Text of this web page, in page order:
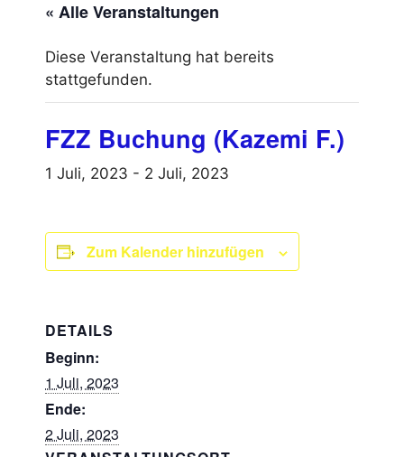
« Alle Veranstaltungen
Diese Veranstaltung hat bereits
stattgefunden.
FZZ Buchung (Kazemi F.)
1 Juli, 2023 - 2 Juli, 2023
Zum Kalender hinzufügen
DETAILS
Beginn:
1 Juli, 2023
Ende:
2 Juli, 2023